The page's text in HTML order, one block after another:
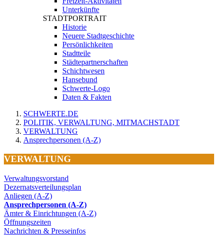
Unterkünfte
STADTPORTRAIT
Historie
Neuere Stadtgeschichte
Persönlichkeiten
Stadtteile
Städtepartnerschaften
Schichtwesen
Hansebund
Schwerte-Logo
Daten & Fakten
SCHWERTE.DE
POLITIK, VERWALTUNG, MITMACHSTADT
VERWALTUNG
Ansprechpersonen (A-Z)
VERWALTUNG
Verwaltungsvorstand
Dezernatsverteilungsplan
Anliegen (A-Z)
Ansprechpersonen (A-Z)
Ämter & Einrichtungen (A-Z)
Öffnungszeiten
Nachrichten & Presseinfos